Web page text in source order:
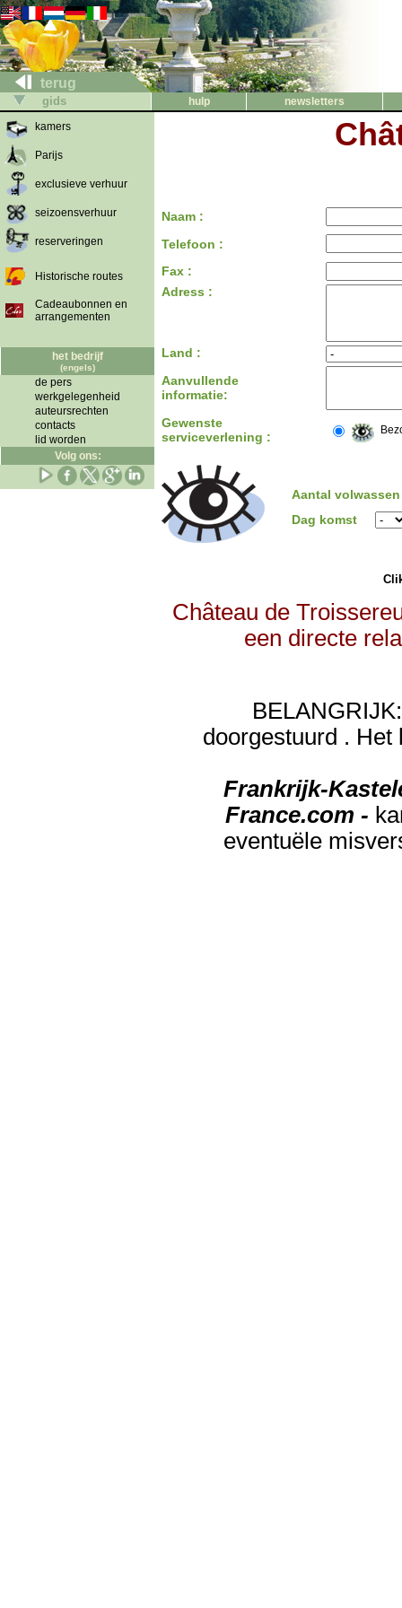
terug
gids hulp
newsletters
kamers
Parijs
exclusieve verhuur
seizoensverhuur
reserveringen
Historische routes
Cadeaubonnen en
arrangementen
het bedrijf
(engels)
de pers
werkgelegenheid
auteursrechten
contacts
lid worden
Volg ons:
Naam :
Telefoon :
Fax :
Adress :
Land :
Aanvullende
informatie:
Gewenste
serviceverlening :
Aantal
Dag komst
Château de
een directe
doorgestuurd . Het
Frankrijk-
France.com -
eventuële